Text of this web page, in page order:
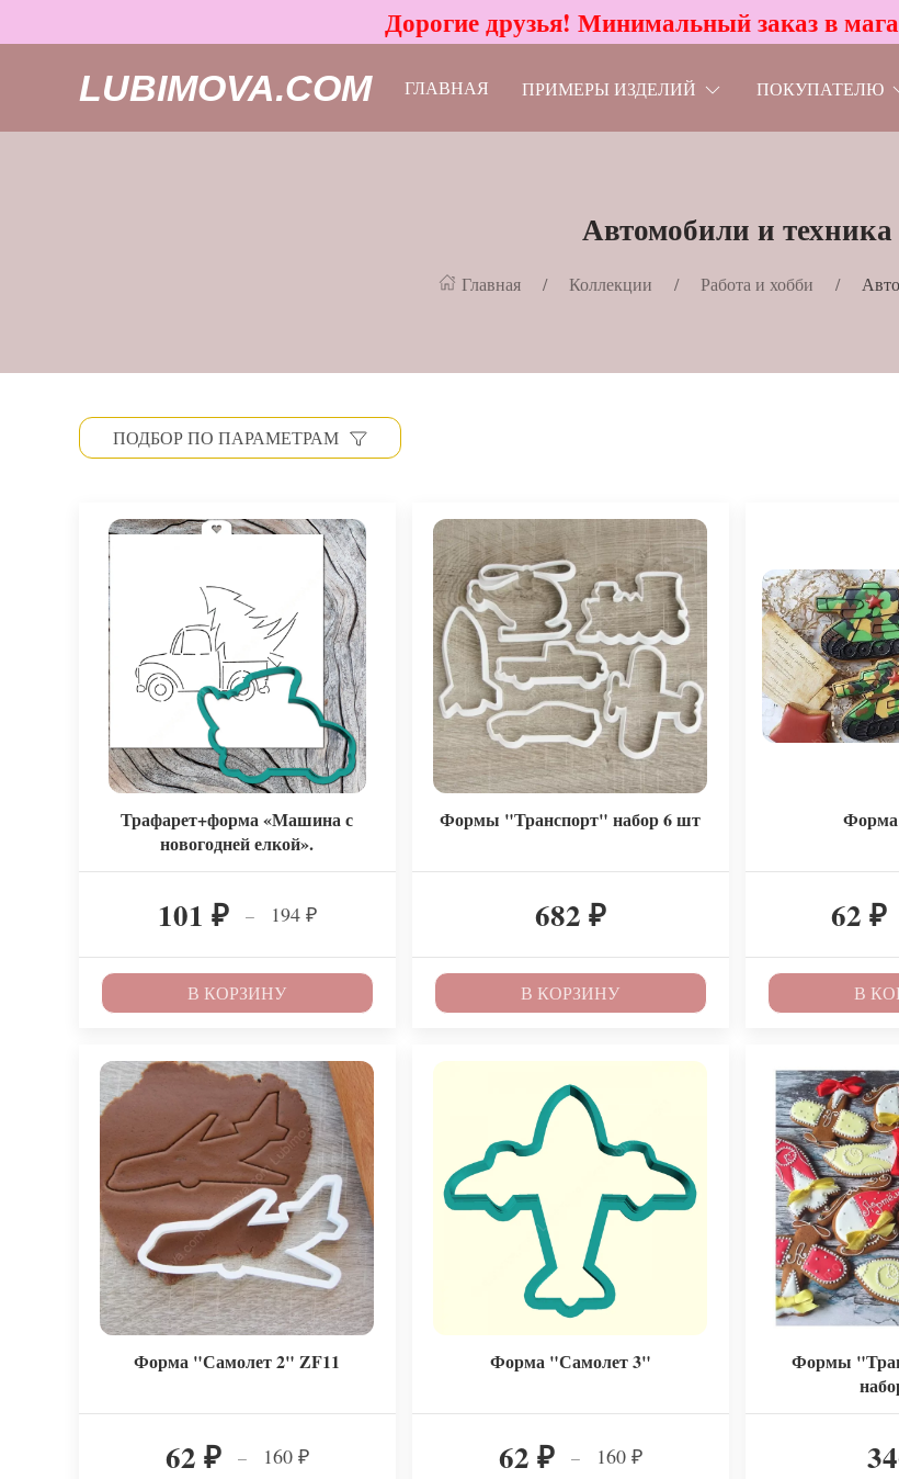
Дорогие друзья! Минимальный заказ в
LUBIMOVA.COM ГЛАВНАЯ ПРИМЕРЫ ИЗДЕЛИЙ ПОКУПАТЕЛЮ
Автомобили и техника
Главная Коллекции Работа и хобби
ПОДБОР ПО ПАРАМЕТРАМ
Трафарет+форма «Машина с
новогодней елкой».
101 ₽ – 194 ₽
В КОРЗИНУ
Формы "Транспорт" набор 6 шт
682 ₽
В КОРЗИНУ
62₽
В
Форма "Самолет 2" ZF11
62 ₽ – 160 ₽
Форма "Самолет 3"
62 ₽ – 160 ₽
Формы